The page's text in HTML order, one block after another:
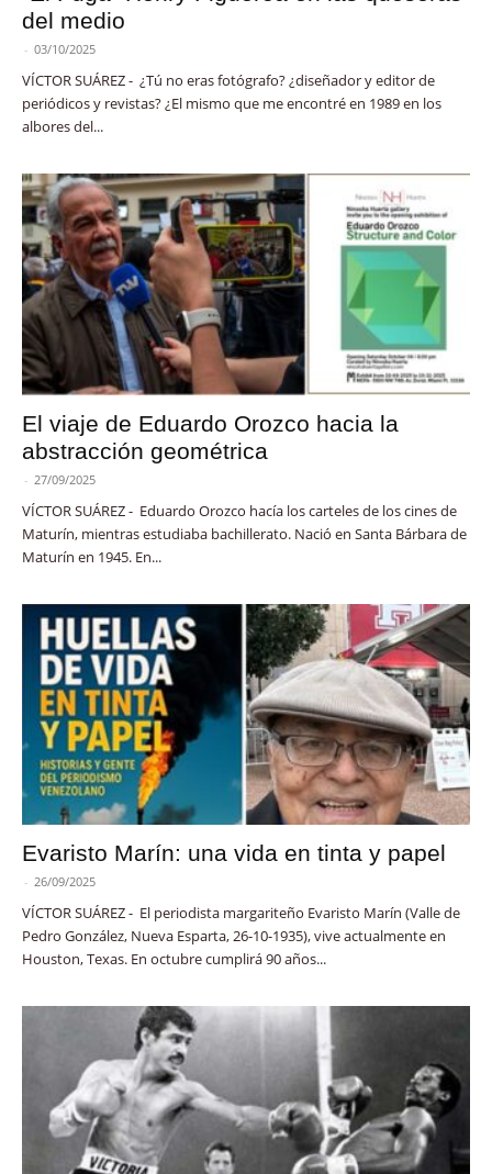
del medio
- 03/10/2025
VÍCTOR SUÁREZ - ¿Tú no eras fotógrafo? ¿diseñador y editor de
periódicos y revistas? ¿El mismo que me encontré en 1989 en los
albores del...
El viaje de Eduardo Orozco hacia la
abstracción geométrica
- 27/09/2025
VÍCTOR SUÁREZ - Eduardo Orozco hacía los carteles de los cines de
Maturín, mientras estudiaba bachillerato. Nació en Santa Bárbara de
Maturín en 1945. En...
Evaristo Marín: una vida en tinta y papel
- 26/09/2025
VÍCTOR SUÁREZ - El periodista margariteño Evaristo Marín (Valle de
Pedro González, Nueva Esparta, 26-10-1935), vive actualmente en
Houston, Texas. En octubre cumplirá 90 años...